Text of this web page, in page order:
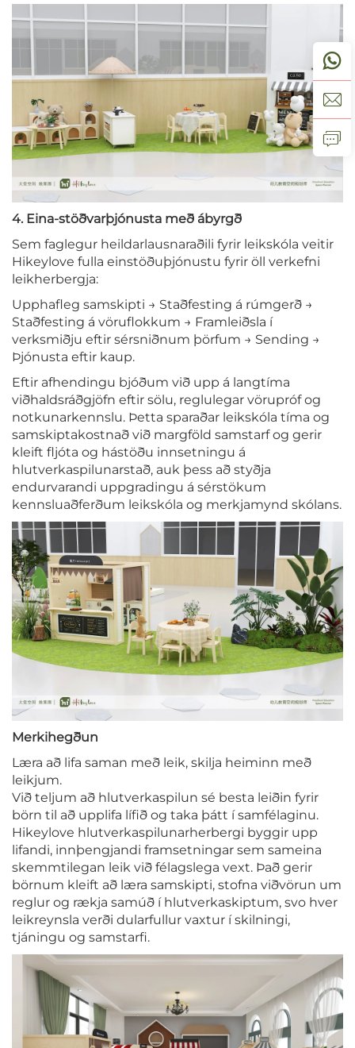
4. Eina-stöðvarþjónusta með ábyrgð
Sem faglegur heildarlausnaraðili fyrir leikskóla veitir
Hikeylove fulla einstöðuþjónustu fyrir öll verkefni
leikherbergja:
Upphafleg samskipti → Staðfesting á rúmgerð →
Staðfesting á vöruflokkum → Framleiðsla í
verksmiðju eftir sérsniðnum þörfum → Sending →
Þjónusta eftir kaup.
Eftir afhendingu bjóðum við upp á langtíma
viðhaldsráðgjöfn eftir sölu, reglulegar vörupróf og
notkunarkennslu. Þetta sparaðar leikskóla tíma og
samskiptakostnað við margföld samstarf og gerir
kleift fljóta og hástöðu innsetningu á
hlutverkaspilunarstað, auk þess að styðja
endurvarandi uppgradingu á sérstökum
kennsluaðferðum leikskóla og merkjamynd skólans.
Merkihegðun
Læra að lifa saman með leik, skilja heiminn með
leikjum.
Við teljum að hlutverkaspilun sé besta leiðin fyrir
börn til að upplifa lífið og taka þátt í samfélaginu.
Hikeylove hlutverkaspilunarherbergi byggir upp
lifandi, innþengjandi framsetningar sem sameina
skemmtilegan leik við félagslega vext. Það gerir
börnum kleift að læra samskipti, stofna viðvörun um
reglur og rækja samúð í hlutverkaskiptum, svo hver
leikreynsla verði dularfullur vaxtur í skilningi,
tjáningu og samstarfi.